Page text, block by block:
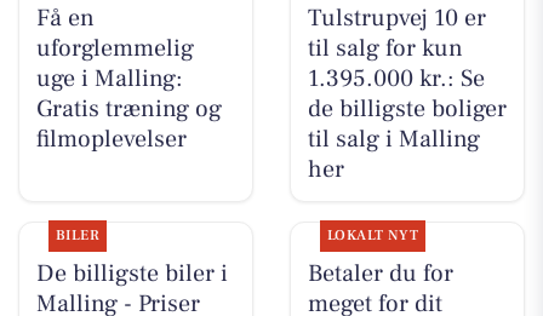
Få en
uforglemmelig
uge i Malling:
Gratis træning og
filmoplevelser
Tulstrupvej 10 er
til salg for kun
1.395.000 kr.: Se
de billigste boliger
til salg i Malling
her
BILER
De billigste biler i
Malling - Priser
LOKALT NYT
Betaler du for
meget for dit